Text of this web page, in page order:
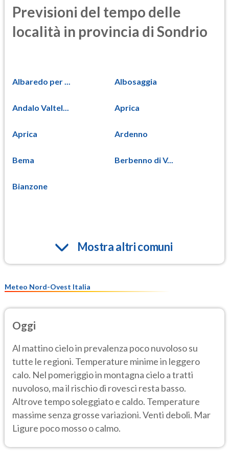
Previsioni del tempo delle
località in provincia di Sondrio
Albaredo per ... Albosaggia
Andalo Valtel... Aprica
Aprica Ardenno
Bema Berbenno di V...
Bianzone
Mostra altri comuni
Meteo Nord-Ovest Italia
Oggi
Al mattino cielo in prevalenza poco nuvoloso su
tutte le regioni. Temperature minime in leggero
calo. Nel pomeriggio in montagna cielo a tratti
nuvoloso, ma il rischio di rovesci resta basso.
Altrove tempo soleggiato e caldo. Temperature
massime senza grosse variazioni. Venti deboli. Mar
Ligure poco mosso o calmo.